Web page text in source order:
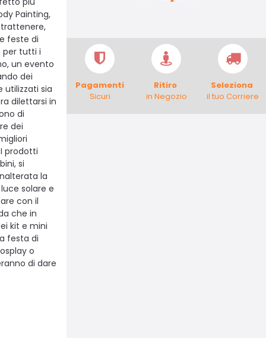
Painting,
feste di
per tutti i
un evento
dei
utilizzati sia
dilettarsi in
di
dei
prodotti
si
la
solare e
con il
che in
kit e mini
festa di
o
di dare
Pagamenti
Sicuri
Ritiro
in Negozio
Seleziona
il tuo Corriere